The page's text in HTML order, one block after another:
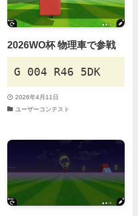
2026WO杯 物理車で参戦
G 004 R46 5DK
2026年4月11日
ユーザーコンテスト